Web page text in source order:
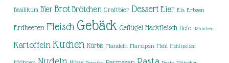
Basilikum Bier Brot Brötchen Craftbier Dessert Eier Eis Erbsen
Erdbeeren Fleisch Gebäck Geflügel Hackfleisch Hefe Hähnchen
Kartoffeln Kuchen Kürbis Mandeln Marzipan Mehl Mehlspeisen